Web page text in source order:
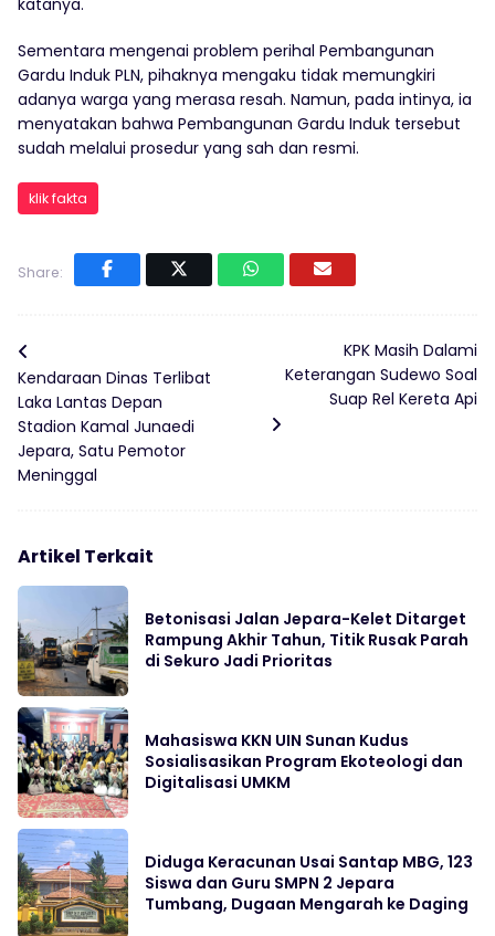
katanya.
Sementara mengenai problem perihal Pembangunan
Gardu Induk PLN, pihaknya mengaku tidak memungkiri
adanya warga yang merasa resah. Namun, pada intinya, ia
menyatakan bahwa Pembangunan Gardu Induk tersebut
sudah melalui prosedur yang sah dan resmi.
klik fakta
Share:
Kendaraan Dinas Terlibat
Laka Lantas Depan
Stadion Kamal Junaedi
Jepara, Satu Pemotor
Meninggal
KPK Masih Dalami
Keterangan Sudewo Soal
Suap Rel Kereta Api
Artikel Terkait
Betonisasi Jalan Jepara-Kelet Ditarget
Rampung Akhir Tahun, Titik Rusak Parah
di Sekuro Jadi Prioritas
Mahasiswa KKN UIN Sunan Kudus
Sosialisasikan Program Ekoteologi dan
Digitalisasi UMKM
Diduga Keracunan Usai Santap MBG, 123
Siswa dan Guru SMPN 2 Jepara
Tumbang, Dugaan Mengarah ke Daging